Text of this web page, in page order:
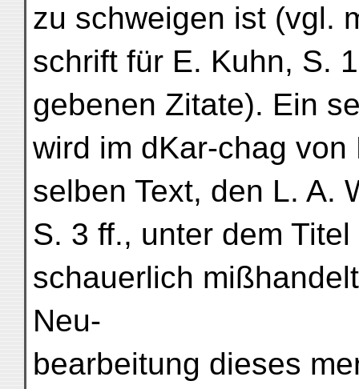
zu schweigen ist (vgl.
schrift für E. Kuhn, S.
gebenen Zitate). Ein
wird im dKar-chag
selben Text, den L. A.
S. 3 ff., unter dem
schauerlich
Neu-
bearbeitung dieses